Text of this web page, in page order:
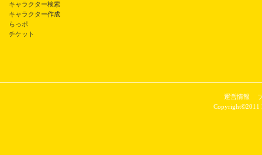
キャラクター検索
キャラクター作成
らっポ
チケット
運営情報
Copyright©2011